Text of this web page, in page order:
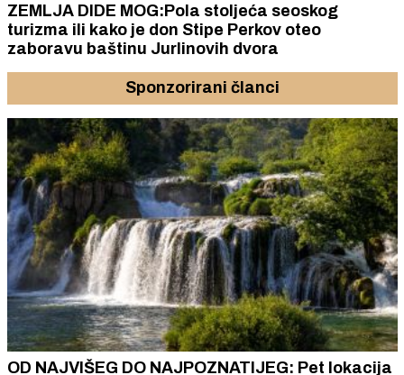
ZEMLJA DIDE MOG:Pola stoljeća seoskog
turizma ili kako je don Stipe Perkov oteo
zaboravu baštinu Jurlinovih dvora
Sponzorirani članci
OD NAJVIŠEG DO NAJPOZNATIJEG: Pet lokacija